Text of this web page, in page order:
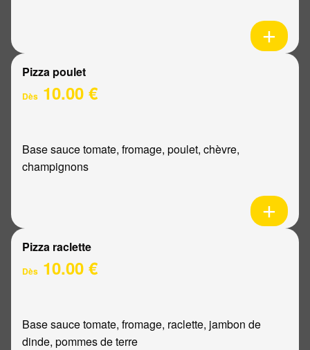
Pizza poulet
Dès 10.00 €
Base sauce tomate, fromage, poulet, chèvre,
champignons
Pizza raclette
Dès 10.00 €
Base sauce tomate, fromage, raclette, jambon de
dinde, pommes de terre